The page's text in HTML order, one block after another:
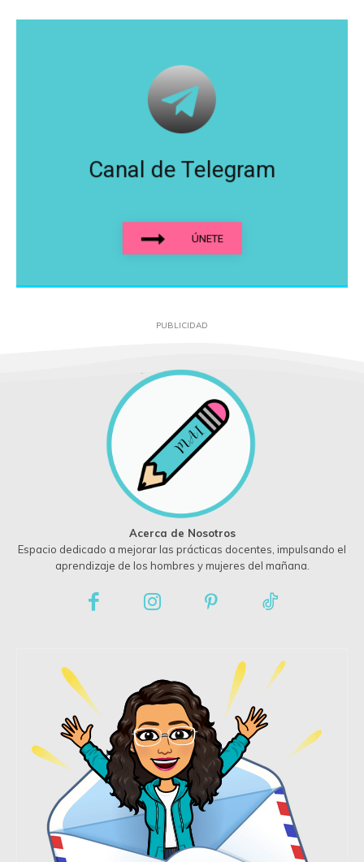
Canal de Telegram
ÚNETE
PUBLICIDAD
Acerca de Nosotros
Espacio dedicado a mejorar las prácticas docentes, impulsando el
aprendizaje de los hombres y mujeres del mañana.